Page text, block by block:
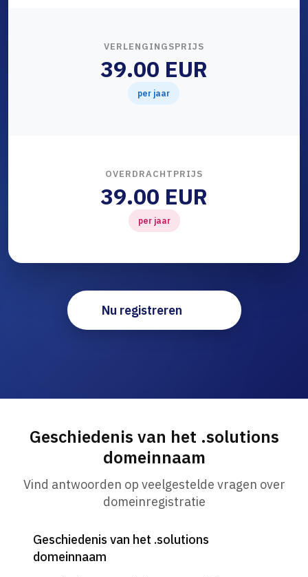
VERLENGINGSPRIJS
39.00 EUR
per jaar
OVERDRACHTPRIJS
39.00 EUR
per jaar
Nu registreren
Geschiedenis van het .solutions
domeinnaam
Vind antwoorden op veelgestelde vragen over
domeinregistratie
Geschiedenis van het .solutions
domeinnaam